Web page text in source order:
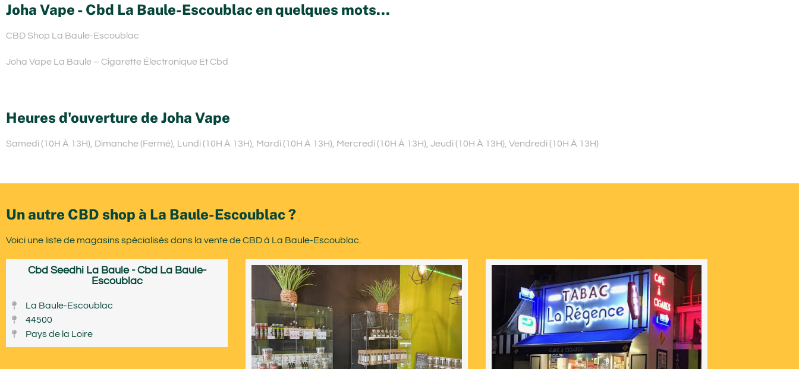
Joha Vape - Cbd La Baule-Escoublac en quelques mots...
CBD Shop La Baule-Escoublac
Joha Vape La Baule – Cigarette Électronique Et Cbd
Heures d'ouverture de Joha Vape
Samedi (10H À 13H), Dimanche (Fermé), Lundi (10H À 13H), Mardi (10H À 13H), Mercredi (10H À 13H), Jeudi (10H À 13H), Vendredi (10H À 13H)
Un autre CBD shop à La Baule-Escoublac ?
Voici une liste de magasins spécialisés dans la vente de CBD à La Baule-Escoublac.
Cbd Seedhi La Baule - Cbd La Baule-
Escoublac
La Baule-Escoublac
44500
Pays de la Loire